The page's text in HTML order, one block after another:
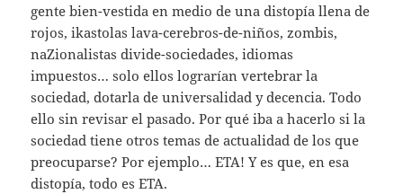
gente bien-vestida en medio de una distopía llena de
rojos, ikastolas lava-cerebros-de-niños, zombis,
naZionalistas divide-sociedades, idiomas
impuestos… solo ellos lograrían vertebrar la
sociedad, dotarla de universalidad y decencia. Todo
ello sin revisar el pasado. Por qué iba a hacerlo si la
sociedad tiene otros temas de actualidad de los que
preocuparse? Por ejemplo… ETA! Y es que, en esa
distopía, todo es ETA.